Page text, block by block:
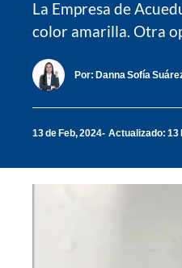
La Empresa de
color amarilla. Otra
Por: Danna Sofía
13 de Feb, 2024 Actualizado: 13